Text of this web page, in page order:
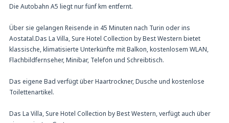
Die Autobahn A5 liegt nur fünf km entfernt.
Über sie gelangen Reisende in 45 Minuten nach Turin oder ins
Aostatal.Das La Villa, Sure Hotel Collection by Best Western bietet
klassische, klimatisierte Unterkünfte mit Balkon, kostenlosem WLAN,
Flachbildfernseher, Minibar, Telefon und Schreibtisch.
Das eigene Bad verfügt über Haartrockner, Dusche und kostenlose
Toilettenartikel.
Das La Villa, Sure Hotel Collection by Best Western, verfügt auch über